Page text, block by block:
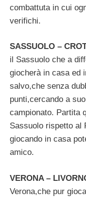
combattuta in cui
verifichi.
SASSUOLO –
il Sassuolo che a
giocherà in casa ed
salvo,che senza
punti,cercando a
campionato. Partita
Sassuolo rispetto al
giocando in casa
amico.
VERONA –
Verona,che pur